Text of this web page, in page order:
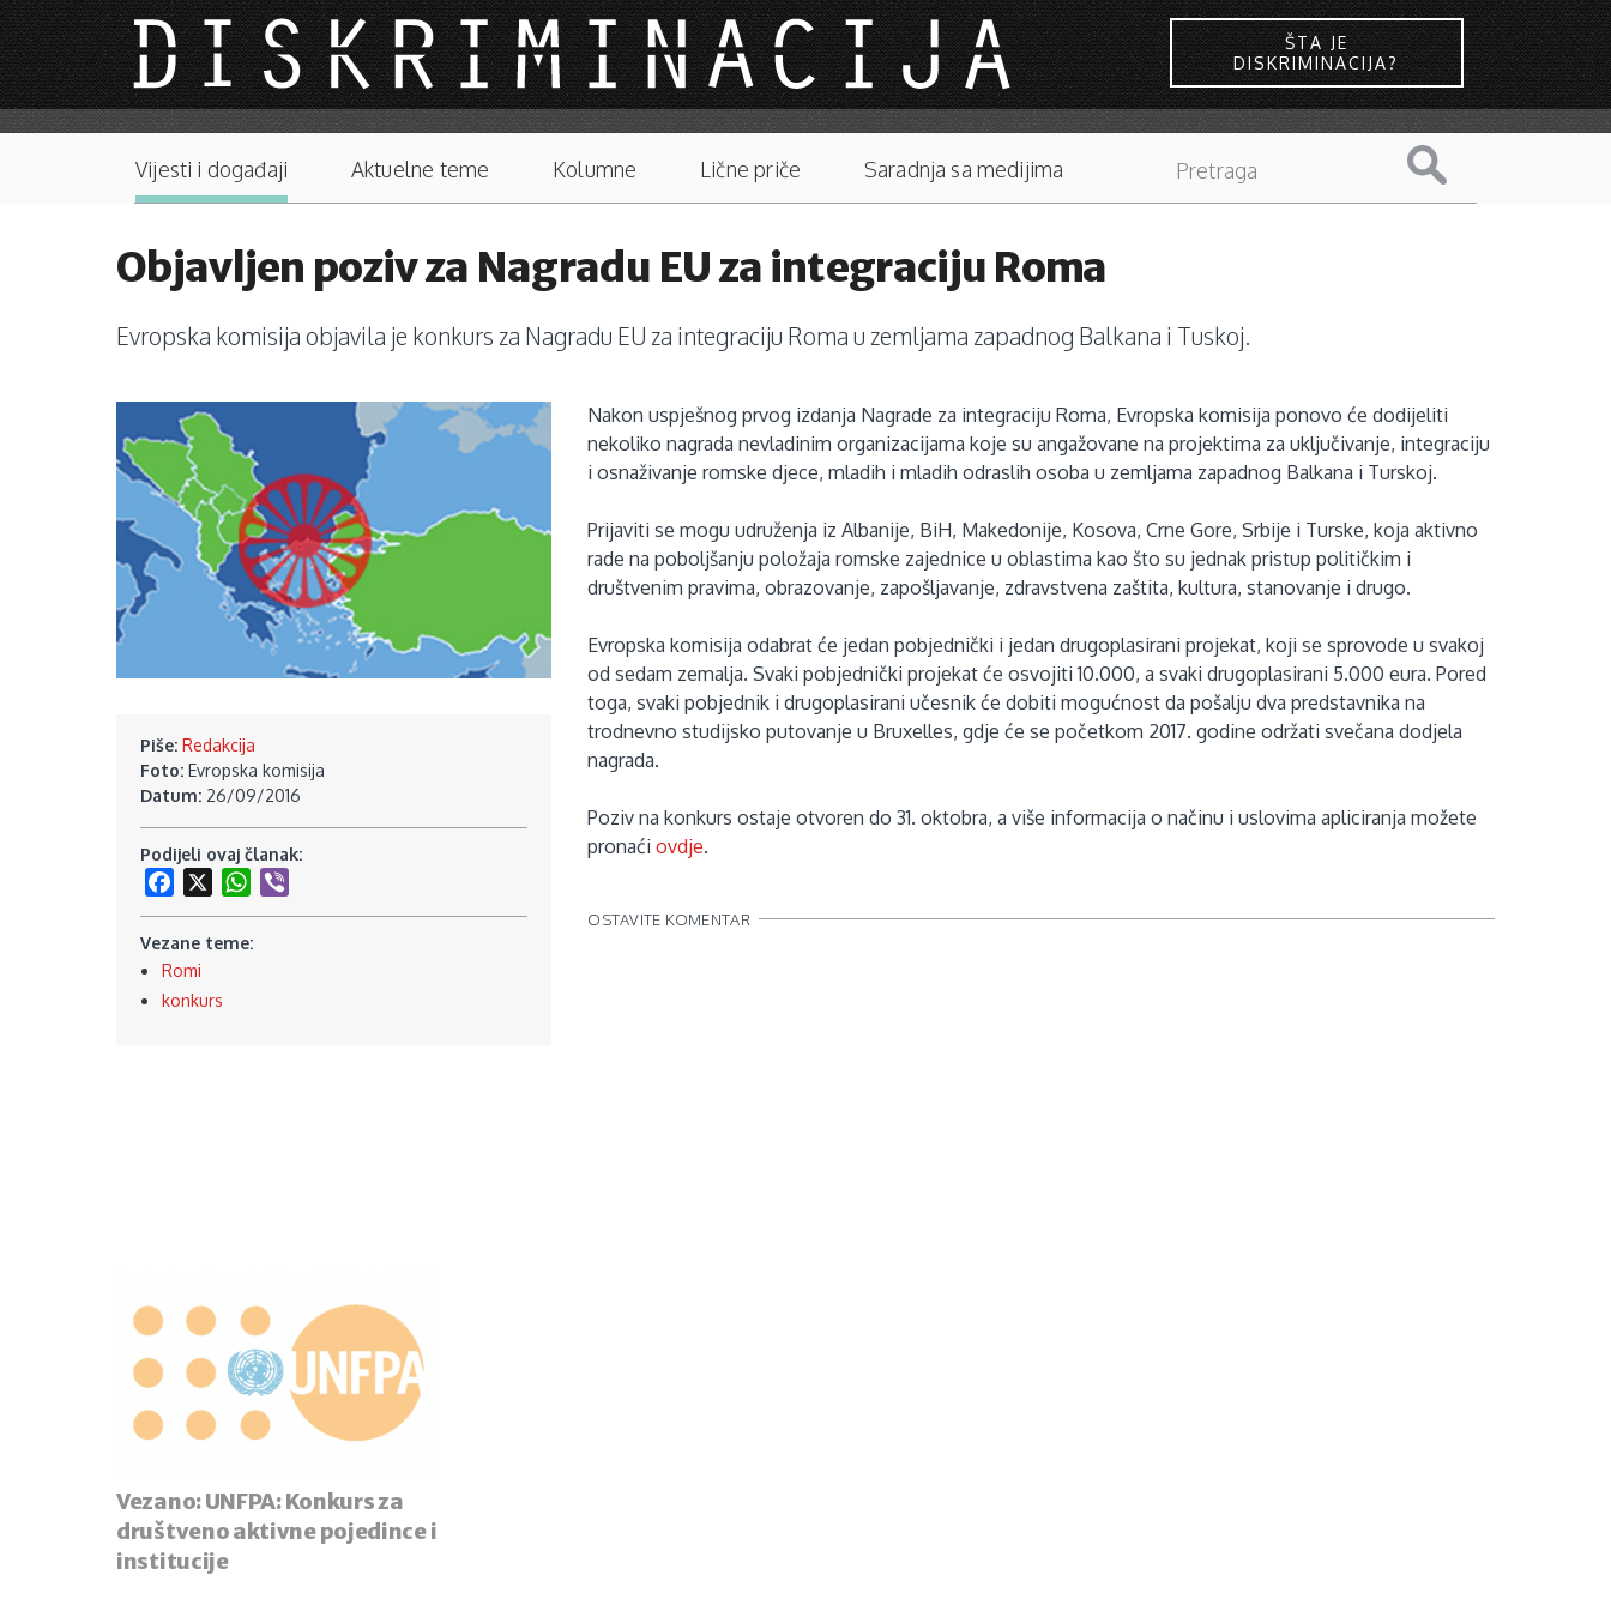
Skip to main content
ŠTA JE
DISKRIMINACIJA?
Main menu
Vijesti i događaji Aktuelne teme Kolumne Lične priče Saradnja sa medijima
Objavljen poziv za Nagradu EU za integraciju Roma
Evropska komisija objavila je konkurs za Nagradu EU za integraciju Roma u zemljama zapadnog Balkana i Tuskoj.
Piše: Redakcija
Foto: Evropska komisija
Datum: 26/09/2016
Podijeli ovaj članak:
Facebook
WhatsApp
Vezane teme:
Romi
konkurs
Vezano:UNFPA: Konkurs za
društveno aktivne pojedince i
institucije
Nakon uspješnog prvog izdanja Nagrade za integraciju Roma, Evropska komisija ponovo će dodijeliti
nekoliko nagrada nevladinim organizacijama koje su angažovane na projektima za uključivanje, integraciju
i osnaživanje romske djece, mladih i mladih odraslih osoba u zemljama zapadnog Balkana i Turskoj.
Prijaviti se mogu udruženja iz Albanije, BiH, Makedonije, Kosova, Crne Gore, Srbije i Turske, koja aktivno
rade na poboljšanju položaja romske zajednice u oblastima kao što su jednak pristup političkim i
društvenim pravima, obrazovanje, zapošljavanje, zdravstvena zaštita, kultura, stanovanje i drugo.
Evropska komisija odabrat će jedan pobjednički i jedan drugoplasirani projekat, koji se sprovode u svakoj
od sedam zemalja. Svaki pobjednički projekat će osvojiti 10.000, a svaki drugoplasirani 5.000 eura. Pored
toga, svaki pobjednik i drugoplasirani učesnik će dobiti mogućnost da pošalju dva predstavnika na
trodnevno studijsko putovanje u Bruxelles, gdje će se početkom 2017. godine održati svečana dodjela
nagrada.
Poziv na konkurs ostaje otvoren do 31. oktobra, a više informacija o načinu i uslovima apliciranja možete
pronaćiovdje.
OSTAVITE KOMENTAR